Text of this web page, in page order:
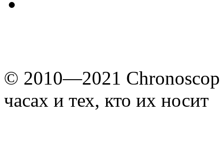
© 2010—2021
часах и тех, кто их носит